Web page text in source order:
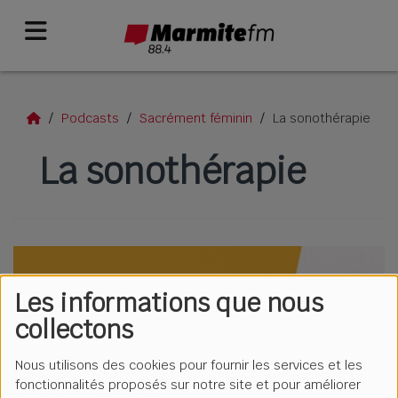
Les informations que nous
collectons
Nous utilisons des cookies pour fournir les services et les
fonctionnalités proposés sur notre site et pour améliorer
Podcasts Sacrément féminin La sonothérapie
La sonothérapie